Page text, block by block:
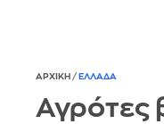
ΑΡΧΙΚΗ / ΕΛΛΑΔΑ
Αγρότες